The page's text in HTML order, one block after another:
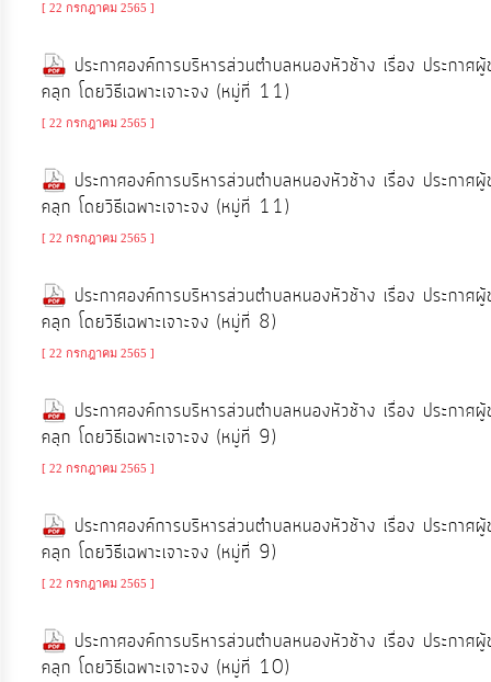
[ 22 กรกฎาคม 2565 ]
ประกาศองค์การบริหารส่วนตำบลหนองหัวช้าง เรื่อง ประกาศ
คลุก โดยวิธีเฉพาะเจาะจง (หมู่ที่ 11)
[ 22 กรกฎาคม 2565 ]
ประกาศองค์การบริหารส่วนตำบลหนองหัวช้าง เรื่อง ประกาศ
คลุก โดยวิธีเฉพาะเจาะจง (หมู่ที่ 11)
[ 22 กรกฎาคม 2565 ]
ประกาศองค์การบริหารส่วนตำบลหนองหัวช้าง เรื่อง ประกาศ
คลุก โดยวิธีเฉพาะเจาะจง (หมู่ที่ 8)
[ 22 กรกฎาคม 2565 ]
ประกาศองค์การบริหารส่วนตำบลหนองหัวช้าง เรื่อง ประกาศ
คลุก โดยวิธีเฉพาะเจาะจง (หมู่ที่ 9)
[ 22 กรกฎาคม 2565 ]
ประกาศองค์การบริหารส่วนตำบลหนองหัวช้าง เรื่อง ประกาศ
คลุก โดยวิธีเฉพาะเจาะจง (หมู่ที่ 9)
[ 22 กรกฎาคม 2565 ]
ประกาศองค์การบริหารส่วนตำบลหนองหัวช้าง เรื่อง ประกาศ
คลุก โดยวิธีเฉพาะเจาะจง (หมู่ที่ 10)